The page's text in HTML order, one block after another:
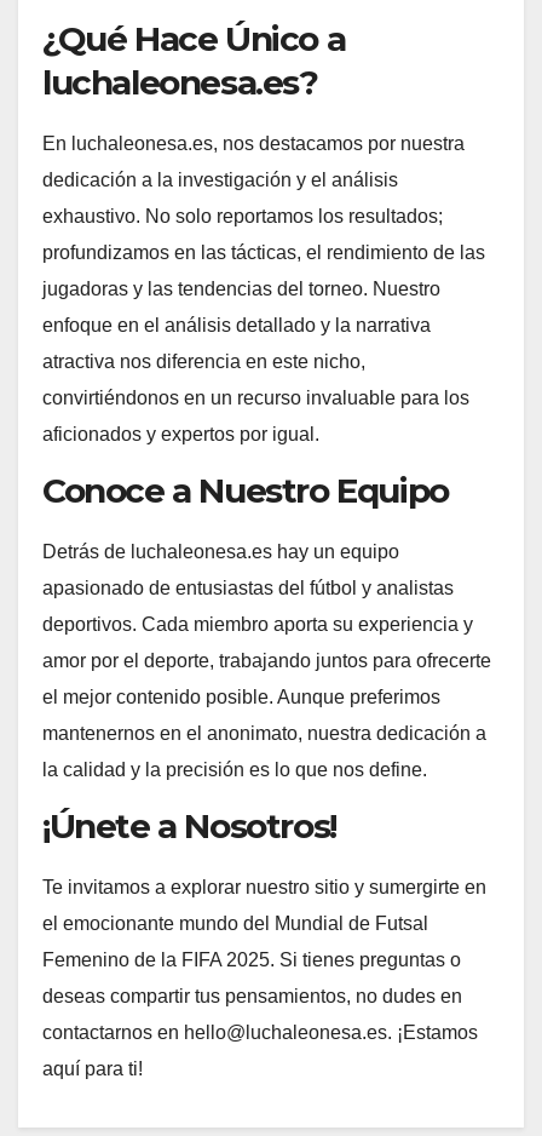
¿Qué Hace Único a
luchaleonesa.es?
En luchaleonesa.es, nos destacamos por nuestra
dedicación a la investigación y el análisis
exhaustivo. No solo reportamos los resultados;
profundizamos en las tácticas, el rendimiento de las
jugadoras y las tendencias del torneo. Nuestro
enfoque en el análisis detallado y la narrativa
atractiva nos diferencia en este nicho,
convirtiéndonos en un recurso invaluable para los
aficionados y expertos por igual.
Conoce a Nuestro Equipo
Detrás de luchaleonesa.es hay un equipo
apasionado de entusiastas del fútbol y analistas
deportivos. Cada miembro aporta su experiencia y
amor por el deporte, trabajando juntos para ofrecerte
el mejor contenido posible. Aunque preferimos
mantenernos en el anonimato, nuestra dedicación a
la calidad y la precisión es lo que nos define.
¡Únete a Nosotros!
Te invitamos a explorar nuestro sitio y sumergirte en
el emocionante mundo del Mundial de Futsal
Femenino de la FIFA 2025. Si tienes preguntas o
deseas compartir tus pensamientos, no dudes en
contactarnos en hello@luchaleonesa.es. ¡Estamos
aquí para ti!